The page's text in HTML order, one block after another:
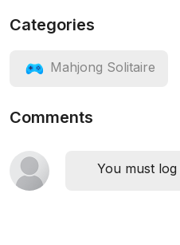
Categories
Mahjong Solitaire
Comments
You must